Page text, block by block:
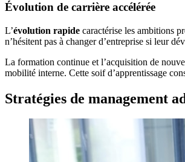
Évolution de carrière accélérée
L’évolution rapide caractérise les ambitions
n’hésitent pas à changer d’entreprise si leur
La formation continue et l’acquisition de
mobilité interne. Cette soif d’apprentissage
Stratégies de management